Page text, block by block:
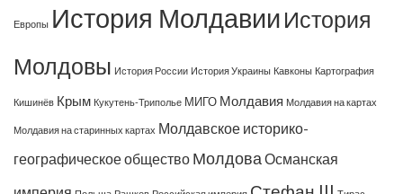
Европы История Молдавии История
Молдовы История России История Украины Кавконы Картография
Кишинёв Крым Кукутень-Триполье МИГО Молдавия Молдавия на картах
Молдавия на старинных картах Молдавское историко-
географическое общество Молдова Османская